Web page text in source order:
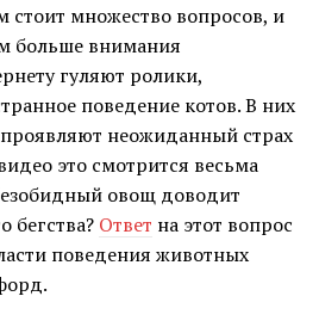
стоит множество вопросов, и
больше внимания
гуляют ролики,
поведение котов. В них
неожиданный страх
это смотрится весьма
овощ доводит
бегства? Ответ на этот вопрос
поведения животных